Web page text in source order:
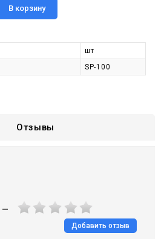
В корзину
шт
SP-100
Отзывы
—
Добавить отзыв